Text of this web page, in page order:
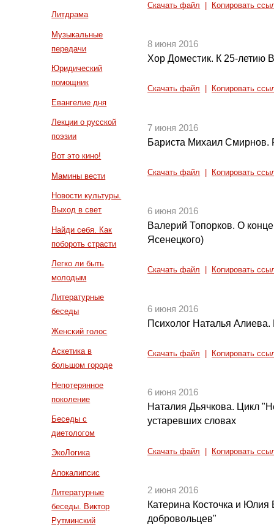
Литдрама
Музыкальные
передачи
Юридический
помощник
Евангелие дня
Лекции о русской
поэзии
Вот это кино!
Мамины вести
Новости культуры.
Выход в свет
Найди себя. Как
побороть страсти
Легко ли быть
молодым
Литературные
беседы
Женский голос
Аскетика в
большом городе
Непотерянное
поколение
Беседы с
диетологом
ЭкоЛогика
Апокалипсис
Литературные
беседы. Виктор
Рутминский
Скачать файл Копировать
8 июня 2016
Хор Доместик. К 25-летию
Скачать файл Копировать
7 июня 2016
Бариста Михаил Смирнов.
Скачать файл Копировать
6 июня 2016
Валерий Топорков. О
Ясенецкого)
Скачать файл Копировать
6 июня 2016
Психолог Наталья Алиева.
Скачать файл Копировать
6 июня 2016
Наталия Дьячкова. Цикл
устаревших словах
Скачать файл Копировать
2 июня 2016
Катерина Косточка и
добровольцев"